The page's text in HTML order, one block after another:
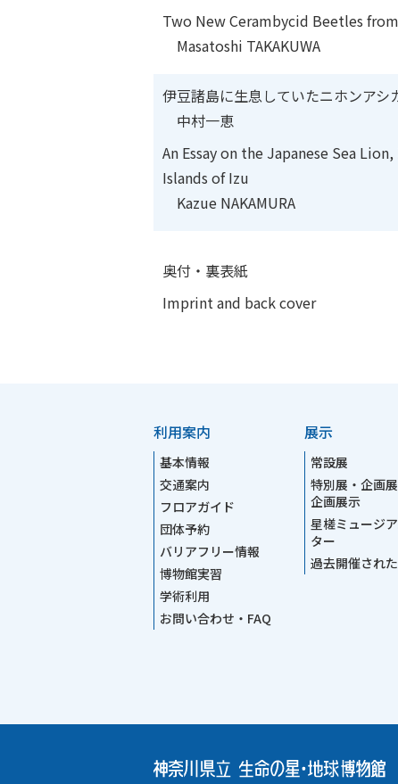
Two New Cerambycid Beetles
Masatoshi TAKAKUWA
伊豆諸島に生息していたニホンアシ
中村一恵
An Essay on the Japanese Sea Lion,
Islands of Izu
Kazue NAKAMURA
奥付・裏表紙
Imprint and back cover
利用案内
基本情報
交通案内
フロアガイド
団体予約
バリアフリー情報
博物館実習
学術利用
お問い合わせ・FAQ
展示
常設展
特別展・企画
企画展示
星槎ミュージ
ター
過去開催され